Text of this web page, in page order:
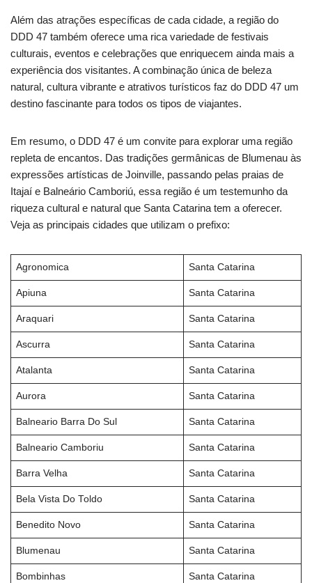
Além das atrações específicas de cada cidade, a região do
DDD 47 também oferece uma rica variedade de festivais
culturais, eventos e celebrações que enriquecem ainda mais a
experiência dos visitantes. A combinação única de beleza
natural, cultura vibrante e atrativos turísticos faz do DDD 47 um
destino fascinante para todos os tipos de viajantes.
Em resumo, o DDD 47 é um convite para explorar uma região
repleta de encantos. Das tradições germânicas de Blumenau às
expressões artísticas de Joinville, passando pelas praias de
Itajaí e Balneário Camboriú, essa região é um testemunho da
riqueza cultural e natural que Santa Catarina tem a oferecer.
Veja as principais cidades que utilizam o prefixo:
Agronomica Santa Catarina
Apiuna Santa Catarina
Araquari Santa Catarina
Ascurra Santa Catarina
Atalanta Santa Catarina
Aurora Santa Catarina
Balneario Barra Do Sul Santa Catarina
Balneario Camboriu Santa Catarina
Barra Velha Santa Catarina
Bela Vista Do Toldo Santa Catarina
Benedito Novo Santa Catarina
Blumenau Santa Catarina
Bombinhas Santa Catarina